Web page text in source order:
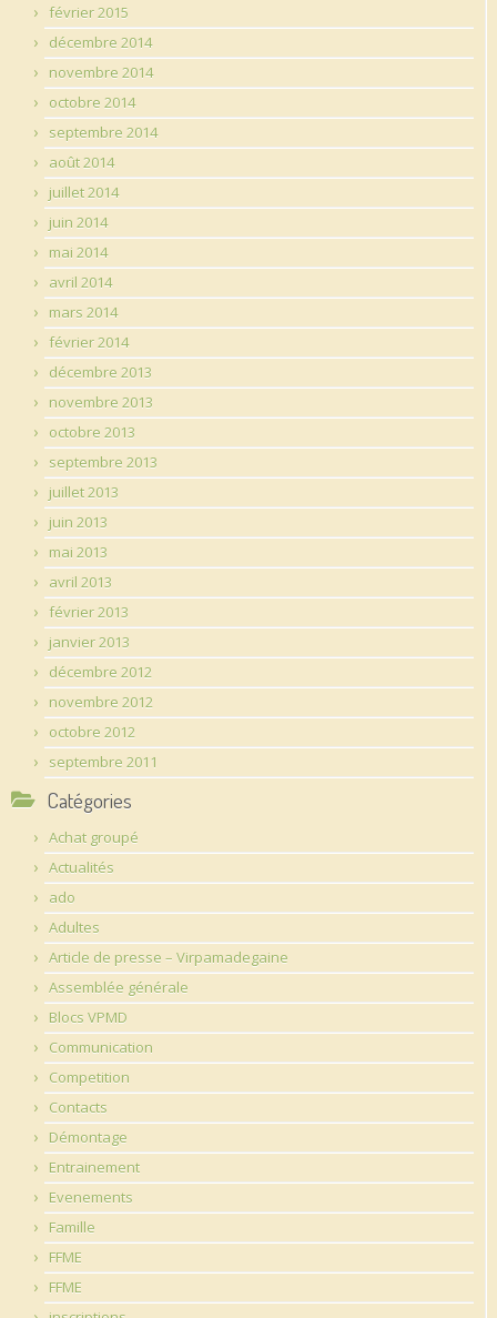
février 2015
décembre 2014
novembre 2014
octobre 2014
septembre 2014
août 2014
juillet 2014
juin 2014
mai 2014
avril 2014
mars 2014
février 2014
décembre 2013
novembre 2013
octobre 2013
septembre 2013
juillet 2013
juin 2013
mai 2013
avril 2013
février 2013
janvier 2013
décembre 2012
novembre 2012
octobre 2012
septembre 2011
Catégories
Achat groupé
Actualités
ado
Adultes
Article de presse – Virpamadegaine
Assemblée générale
Blocs VPMD
Communication
Competition
Contacts
Démontage
Entrainement
Evenements
Famille
FFME
FFME